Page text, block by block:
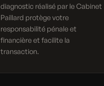
diagnostic réalisé par le Cabinet
Paillard protège votre
responsabilité pénale et
financière et facilite la
transaction.